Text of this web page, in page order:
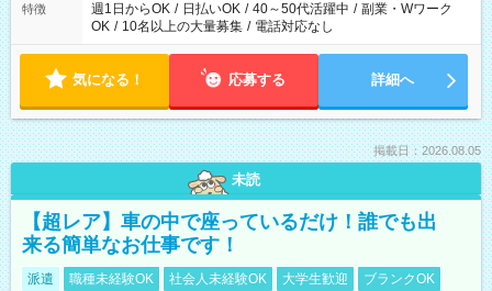
特徴 週1日からOK / 日払いOK / 40～50代活躍中 / 副業・Wワーク
OK / 10名以上の大量募集 / 電話対応なし
気になる！ 応募する 詳細へ
掲載日：2026.08.05
未読
【超レア】車の中で座っているだけ！誰でも出
来る簡単なお仕事です！
派遣 職種未経験OK 社会人未経験OK 大学生歓迎 ブランクOK